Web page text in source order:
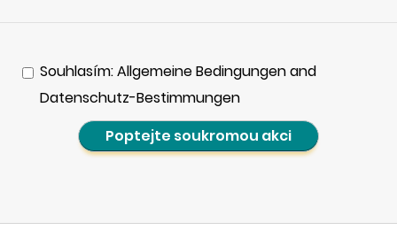
Souhlasím: Allgemeine Bedingungen and
Datenschutz-Bestimmungen
Poptejte soukromou akci